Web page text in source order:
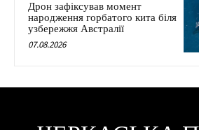
Дрон зафіксував момент
народження горбатого кита біля
узбережжя Австралії
07.08.2026